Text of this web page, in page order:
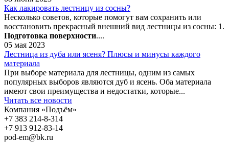
Как лакировать лестницу из сосны?
Несколько советов, которые помогут вам сохранить или
восстановить прекрасный внешний вид лестницы из сосны: 1.
Подготовка поверхности....
05 мая 2023
Лестница из дуба или ясеня? Плюсы и минусы каждого
материала
При выборе материала для лестницы, одним из самых
популярных выборов являются дуб и ясень. Оба материала
имеют свои преимущества и недостатки, которые...
Читать все новости
Компания «Подъём»
+7 383 214-8-314
+7 913 912-83-14
pod-em@bk.ru